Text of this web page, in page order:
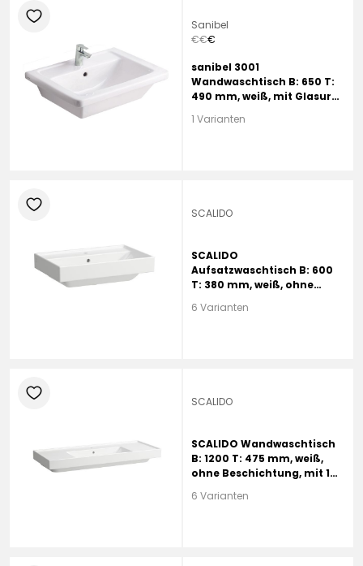
heart
Sanibel
€€€
sanibel 3001
Wandwaschtisch B: 650 T:
490 mm, weiß, mit Glasur
Hahnloch, mit Überlauf
1 Varianten
heart
SCALIDO
SCALIDO
Aufsatzwaschtisch B: 600
T: 380 mm, weiß, ohne
Hahnloch, mit Überlauf
6 Varianten
heart
SCALIDO
SCALIDO Wandwaschtisch
B: 1200 T: 475 mm, weiß,
ohne Beschichtung, mit 1
6 Varianten